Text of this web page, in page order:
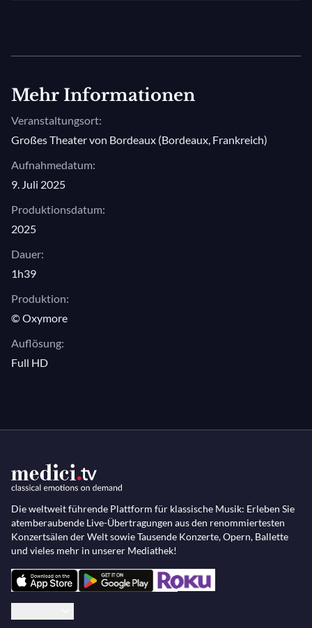
Mehr Informationen
Veranstaltungsort:
Großes Theater von Bordeaux (Bordeaux, Frankreich)
Aufnahmedatum:
9. Juli 2025
Produktionsdatum:
2025
Dauer:
1h39
Produktion:
© Oxymore
Auflösung:
Full HD
Die weltweit führende Plattform für klassische Musik: Erleben Sie
atemberaubende Live-Übertragungen aus den renommiertesten
Konzertsälen der Welt sowie Tausende Konzerte, Opern, Ballette
und vieles mehr in unserer Mediathek!